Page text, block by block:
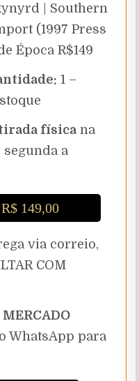
| Southern
(1997 Press
Época R$149
1 –
física na
segunda a
149,00
via correio,
COM
WhatsApp para